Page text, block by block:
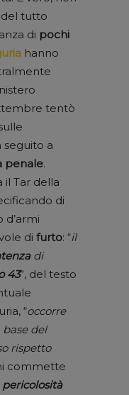
del tutto
di pochi
hanno
tentò
seguito a
penale.
il Tar della
di
di furto: “il
di
43”, del testo
“occorre
del
rispetto
commette
pericolosità